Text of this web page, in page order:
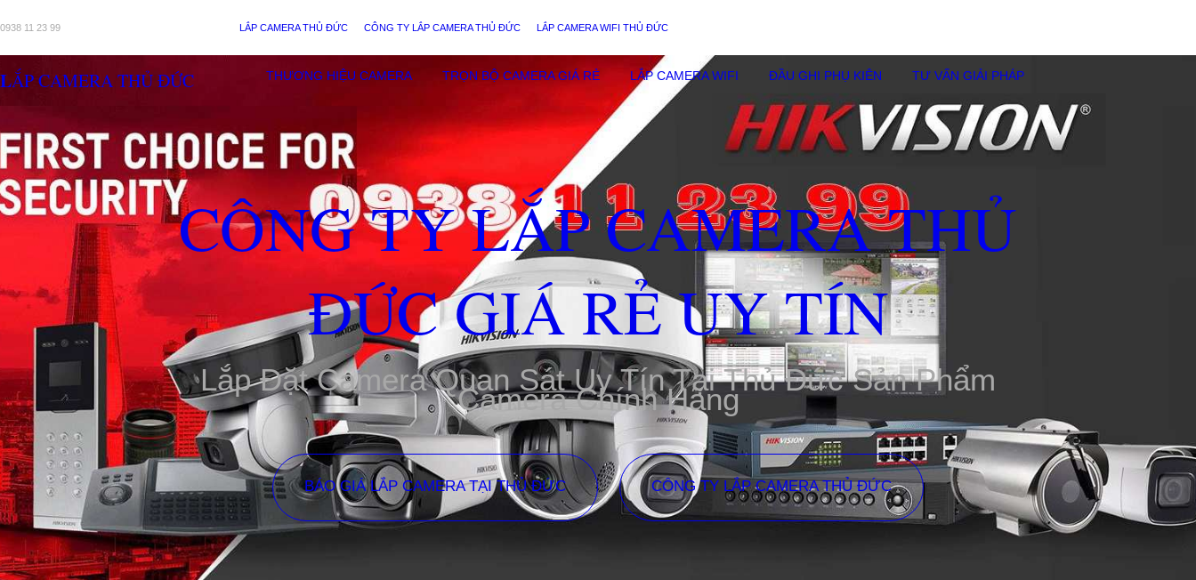
0938 11 23 99 LẮP CAMERA THỦ ĐỨC CÔNG TY LẮP CAMERA THỦ ĐỨC LẮP CAMERA WIFI THỦ ĐỨC
LẮP CAMERA THỦ ĐỨC THƯƠNG HIỆU CAMERA TRỌN BỘ CAMERA GIÁ RẺ LẮP CAMERA WIFI ĐẦU GHI PHỤ KIÊN TƯ VẤN GIẢI PHÁP
CÔNG TY LẮP CAMERA THỦ
ĐỨC GIÁ RẺ UY TÍN
Lắp Đặt Camera Quan Sát Uy Tín Tại Thủ Đức Sản Phẩm
Camera Chính Hãng
BÁO GIÁ LẮP CAMERA TẠI THỦ ĐỨC CÔNG TY LẮP CAMERA THỦ ĐỨC